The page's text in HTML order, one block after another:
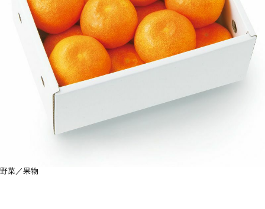
野菜／果物